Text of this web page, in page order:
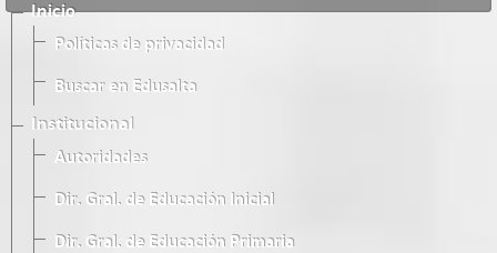
Inicio
Políticas de privacidad
Buscar en Edusalta
Institucional
Autoridades
Dir. Gral. de Educación Inicial
Dir. Gral. de Educación Primaria